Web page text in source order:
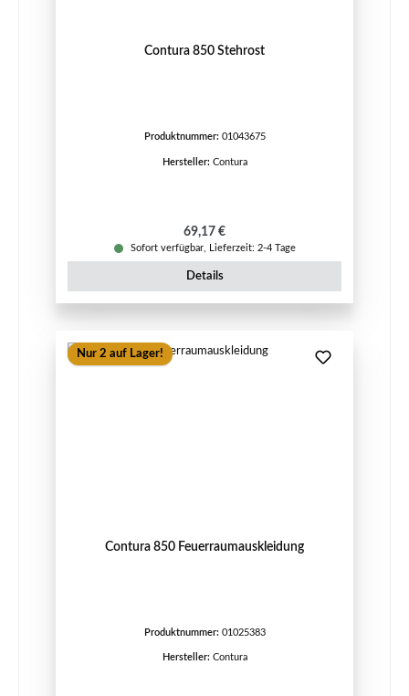
Contura 850 Stehrost
Produktnummer: 01043675
Hersteller: Contura
Regulärer Preis:
69,17 €
Sofort verfügbar, Lieferzeit: 2-4 Tage
Details
Nur 2 auf Lager!
Contura 850 Feuerraumauskleidung
Produktnummer: 01025383
Hersteller: Contura